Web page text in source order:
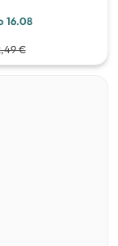
16.08
€